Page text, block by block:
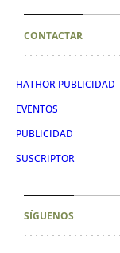
CONTACTAR
HATHOR PUBLICIDAD
EVENTOS
PUBLICIDAD
SUSCRIPTOR
SÍGUENOS